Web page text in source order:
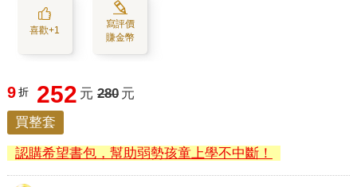
喜歡+1
寫評價
賺金幣
9 折 252 元 280 元
買整套
認購希望書包，幫助弱勢孩童上學不中斷！